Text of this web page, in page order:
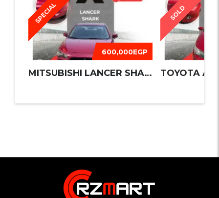
SPECIAL
600,000EGP
MITSUBISHI LANCER SHARK 2016
SOLD
TOYOTA